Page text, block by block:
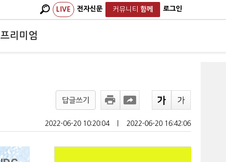
LIVE 전자신문 커뮤니티 함께 로그인
프리미엄
답글쓰기
2022-06-20 10:20:04 2022-06-20 16:42:06